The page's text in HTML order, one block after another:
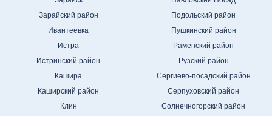
Зарайский район
Ивантеевка
Истра
Истринский район
Кашира
Каширский район
Клин
Подольский район
Пушкинский район
Раменский район
Рузский район
Сергиево-посадский район
Серпуховский район
Солнечногорский район